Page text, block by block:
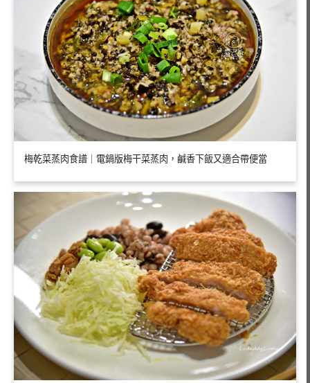
梅乾菜蒸肉食譜｜電鍋版梅干菜蒸肉，鹹香下飯又適合帶便當